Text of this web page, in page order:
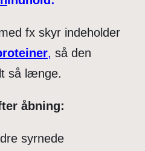
fx skyr indeholder
, så den
så længe.
åbning:
syrnede